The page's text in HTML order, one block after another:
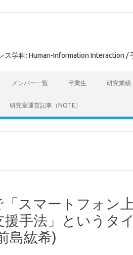
学科: Human-Information Interaction /
メンバー一覧 卒業生 研究業績
研究室運営記事（NOTE）
スマートフォン
援手法」というタ
島紘希)